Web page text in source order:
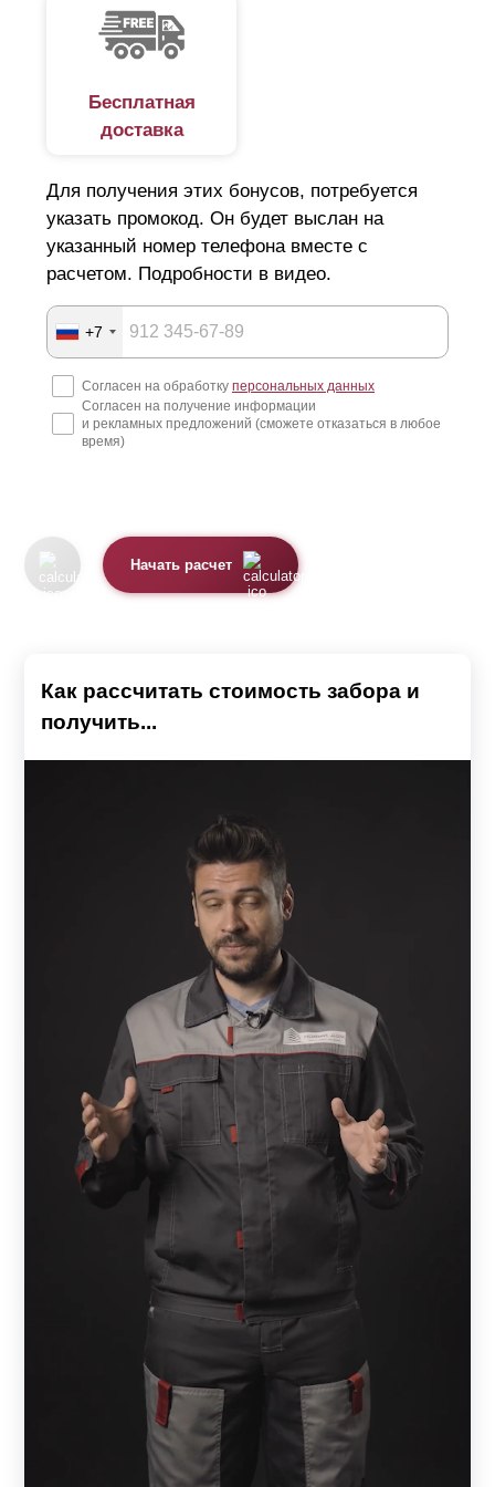
впишется в общий ландшафт участка, обеспечит его
безопасность?
Увы, на рынке есть немало недобросовестных
компаний. Наобещают "Золотые горы", и технично
по строительству сорваны и все планы нарушены. Как
подобрать идеальный вариант люксового ограждения и
не попасть в руки мошенников, читайте далее.
Подготовка к строительству забора
Начнем с того, что покупка и установка забора для дачи
или для загородного дома, крайне затратная статья
расходов. Поэтому еще на этапе составления дизайн-
конструкции, также учесть особенности рельефа участка
и характеристики грунта. Так как от этого напрямую
если дом находится в центральных частях города,
транспорта. К тому же, высокая конструкция станет
гарантом вашей безопасности и преградит путь ворам.
Перед строительством следует учитывать размеры
участка и дома. Они должны друг другу соответствовать.
Например, не очень красиво смотрится двухметровый
забор, который находится рядом с одноэтажным домом.
Чтобы добиться гармонии, необходимо подобрать
вариант на 1-1,5 метра. Если же ваш дом состоит из
нескольких этажей, то и забор должен быть значительно
Также важно обратить внимание на характер участка.
Если он расположен на местности с большим
перепадом высот или посреди холмов, то установка
конструкции значительно осложнится (увеличивается
бюджет). В этом случае можно выбрать более простой и
доступный вариант, который не потребует
дополнительных вложений.
Крайне важно, чтобы фасад коттеджа и лицевая часть
конструкции дополняли друг друга, создавая эффект
единой конструкции. А достигается он благодаря
Бесплатная
доставка
Для получения этих бонусов, потребуется
указать промокод. Он будет выслан на
указанный номер телефона вместе с
расчетом. Подробности в видео.
+7
Согласен на обработку персональных данных
Согласен на получение информации
и рекламных предложений (сможете отказаться в любое
время)
Начать расчет
Как рассчитать стоимость забора и
получить...